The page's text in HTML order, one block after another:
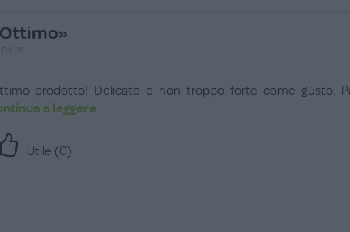
prodotto! Delicato e non troppo forte come gusto.
a leggere
Utile (0)